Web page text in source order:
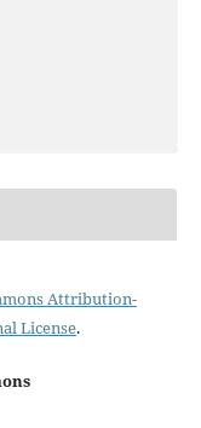
Attribution-
License.